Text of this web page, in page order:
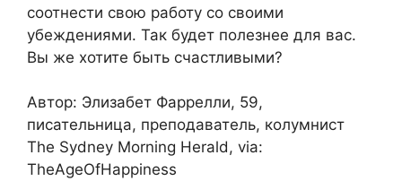
соотнести свою работу со своими
убеждениями. Так будет полезнее для вас.
Вы же хотите быть счастливыми?
Автор: Элизабет Фаррелли, 59,
писательница, преподаватель, колумнист
The Sydney Morning Herald, via:
TheAgeOfHappiness